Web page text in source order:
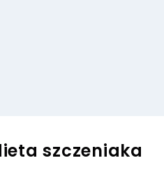
szczeniaka